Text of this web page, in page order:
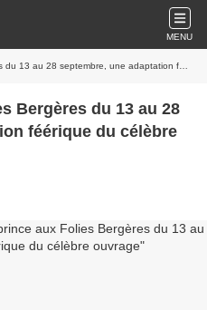
MENU
septembre, une adaptation féérique du célèbre ouvrage
Bergères du 13 au 28
féérique du célèbre